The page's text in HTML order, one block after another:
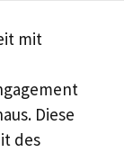
mit
Diese
des